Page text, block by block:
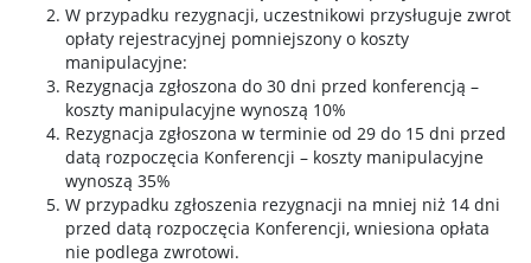
W przypadku rezygnacji, uczestnikowi przysługuje zwrot
opłaty rejestracyjnej pomniejszony o koszty
manipulacyjne:
Rezygnacja zgłoszona do 30 dni przed konferencją –
koszty manipulacyjne wynoszą 10%
Rezygnacja zgłoszona w terminie od 29 do 15 dni przed
datą rozpoczęcia Konferencji – koszty manipulacyjne
wynoszą 35%
W przypadku zgłoszenia rezygnacji na mniej niż 14 dni
przed datą rozpoczęcia Konferencji, wniesiona opłata
nie podlega zwrotowi.